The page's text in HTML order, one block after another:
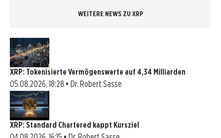
WEITERE NEWS ZU XRP
XRP: Tokenisierte Vermögenswerte auf 4,34 Milliarden
05.08.2026, 18:28 • Dr. Robert Sasse
XRP: Standard Chartered kappt Kursziel